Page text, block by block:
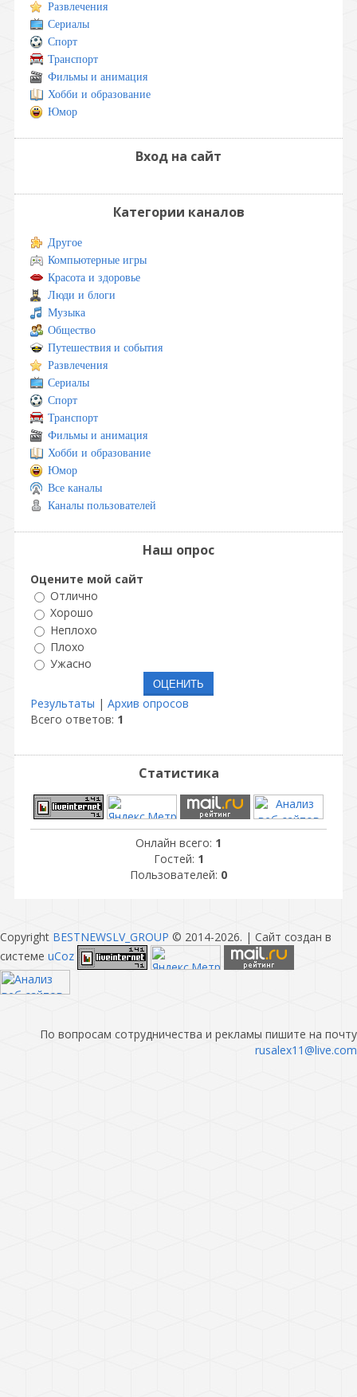
Развлечения
Сериалы
Спорт
Транспорт
Фильмы и анимация
Хобби и образование
Юмор
Вход на сайт
Категории каналов
Другое
Компьютерные игры
Красота и здоровье
Люди и блоги
Музыка
Общество
Путешествия и события
Развлечения
Сериалы
Спорт
Транспорт
Фильмы и анимация
Хобби и образование
Юмор
Все каналы
Каналы пользователей
Наш опрос
Оцените мой сайт
Отлично
Хорошо
Неплохо
Плохо
Ужасно
Результаты | Архив опросов
Всего ответов: 1
Статистика
Онлайн всего: 1
Гостей: 1
Пользователей: 0
Copyright BESTNEWSLV_GROUP © 2014-2026. | Сайт создан в
системе uCoz
По вопросам сотрудничества и рекламы пишите на почту
rusalex11@live.com